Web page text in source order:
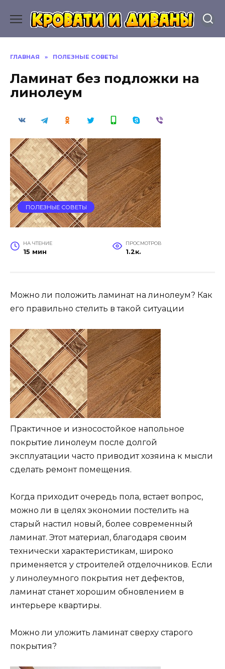
содержанию
ГЛАВНАЯ » ПОЛЕЗНЫЕ СОВЕТЫ
Ламинат без подложки на
линолеум
ПОЛЕЗНЫЕ СОВЕТЫ
НА ЧТЕНИЕ
15 мин
ПРОСМОТРОВ
1.2к.
Можно ли положить ламинат на линолеум? Как
его правильно стелить в такой ситуации
Практичное и износостойкое напольное
покрытие линолеум после долгой
эксплуатации часто приводит хозяина к мысли
сделать ремонт помещения.
Когда приходит очередь пола, встает вопрос,
можно ли в целях экономии постелить на
старый настил новый, более современный
ламинат. Этот материал, благодаря своим
технически характеристикам, широко
применяется у строителей отделочников. Если
у линолеумного покрытия нет дефектов,
ламинат станет хорошим обновлением в
интерьере квартиры.
Можно ли уложить ламинат сверху старого
покрытия?